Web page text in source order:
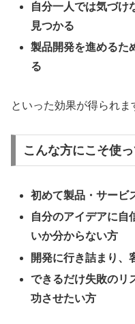
自分一人では気づけ
見つかる
製品開発を進めるた
る
といった効果が得られま
こんな方にこそ使
初めて製品・サービ
自分のアイデアに自
いか分からない方
開発に行き詰まり、
できるだけ失敗のリ
功させたい方